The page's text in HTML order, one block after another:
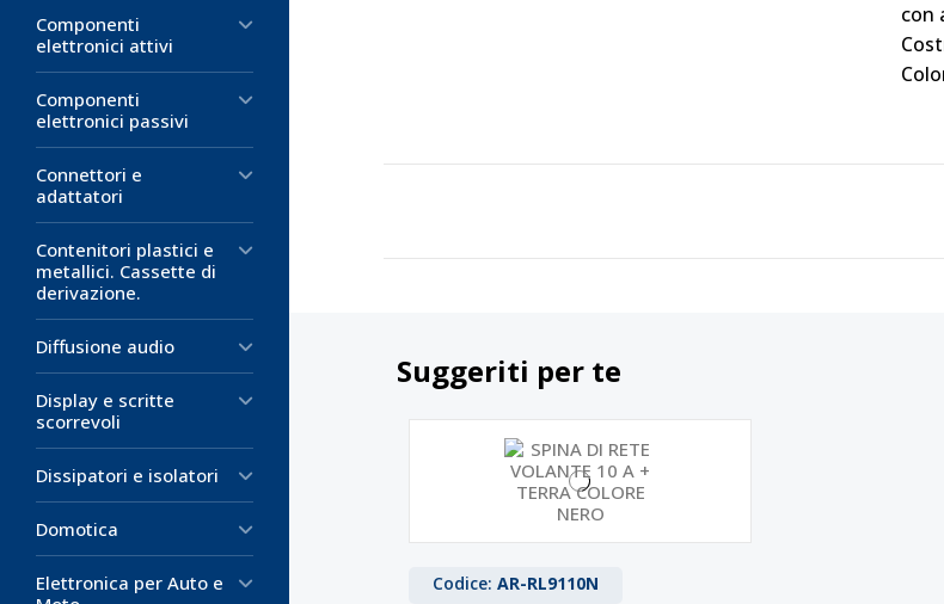
con
Suggeriti per te
Codice: AR-RL9110N
Componenti
elettronici attivi
Componenti
elettronici passivi
Connettori e
adattatori
Contenitori plastici e
metallici. Cassette di
derivazione.
Diffusione audio
Display e scritte
scorrevoli
Dissipatori e isolatori
Domotica
Elettronica per Auto e